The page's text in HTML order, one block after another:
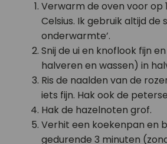
Verwarm de oven voor op
Celsius. Ik gebruik altijd de
onderwarmte’.
Snij de ui en knoflook fijn
halveren en wassen) in
Ris de naalden van de
iets fijn. Hak ook de
Hak de hazelnoten grof.
Verhit een koekenpan en
gedurende 3 minuten